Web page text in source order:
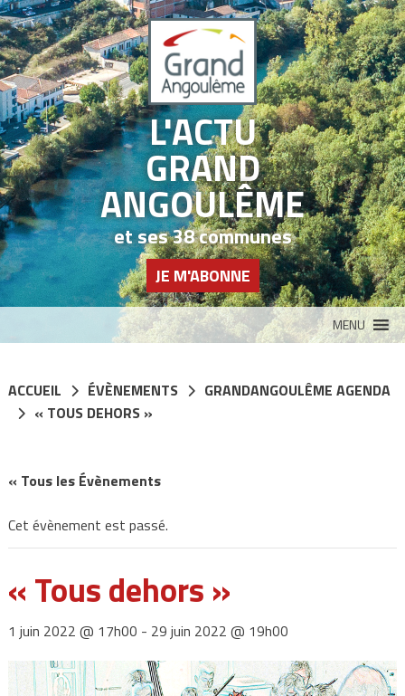
L'ACTU
GRAND
ANGOULÊME
et ses 38 communes
JE M'ABONNE
MENU
ACCUEIL ÉVÈNEMENTS
GRANDANGOULÊME AGENDA
« TOUS DEHORS »
« Tous les Évènements
Cet évènement est passé.
« Tous dehors »
1 juin 2022 @ 17h00 - 29 juin 2022 @ 19h00
Panneau de gestion des cookies